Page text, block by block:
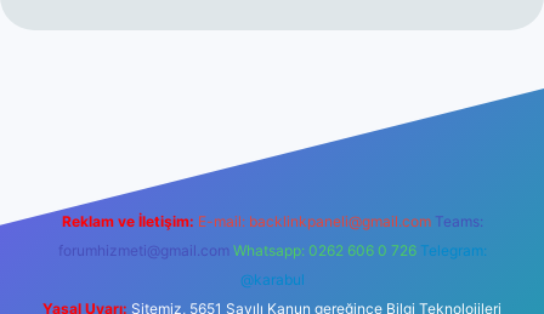
Reklam ve İletişim: E-mail: backlinkpaneli@gmail.com Teams:
forumhizmeti@gmail.com Whatsapp: 0262 606 0 726 Telegram:
@karabul
Yasal Uyarı: Sitemiz, 5651 Sayılı Kanun gereğince Bilgi Teknolojileri